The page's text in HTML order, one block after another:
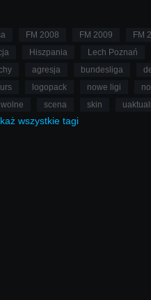
FM 2008 FM 2009 FM
Hiszpania Lech Poznań
agresja bundesliga
logopack nowe ligi
scena skin
wszystkietagi